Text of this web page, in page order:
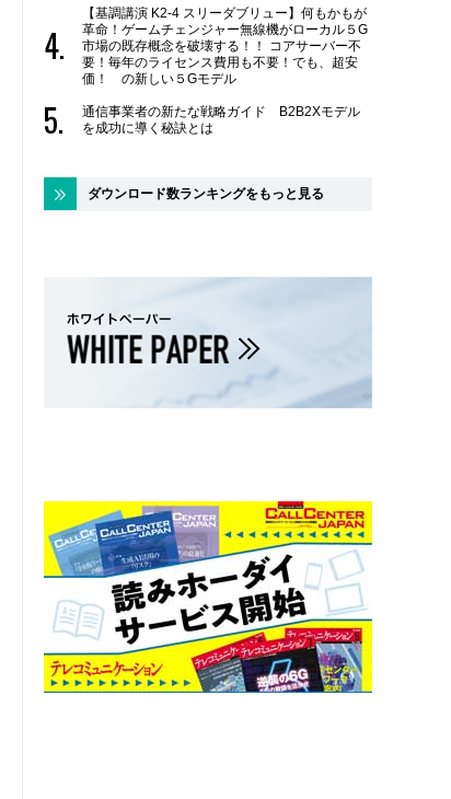
【基調講演 K2-4 スリーダブリュー】何もかもが
革命！ゲームチェンジャー無線機がローカル５G
市場の既存概念を破壊する！！ コアサーバー不
要！毎年のライセンス費用も不要！でも、超安
価！ の新しい５Gモデル
通信事業者の新たな戦略ガイド B2B2Xモデル
を成功に導く秘訣とは
ダウンロード数ランキングをもっと見る